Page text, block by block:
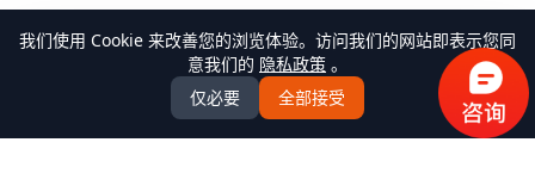
我们使用 Cookie 来改善您的浏览体验。访问我们的网站即表示您同
意我们的 隐私政策 。
仅必要
全部接受